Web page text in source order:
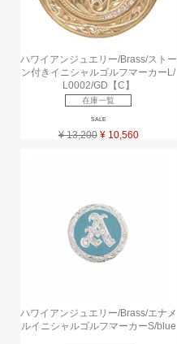
ハワイアンジュエリー/Brass/ストー
ン付きイニシャルゴルフマーカーL/
L0002/GD【C】
在庫一覧
SALE
¥ 13,200 ¥ 10,560
ハワイアンジュエリー/Brass/エナメ
ルイニシャルゴルフマーカーS/blue